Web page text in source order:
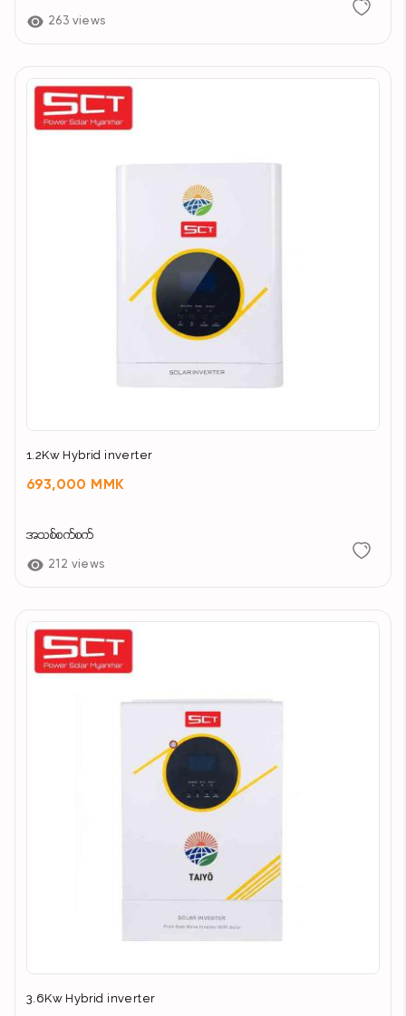
263 views
1.2Kw Hybrid inverter
693,000 MMK
အသစ်စက်စက်
212 views
3.6Kw Hybrid inverter